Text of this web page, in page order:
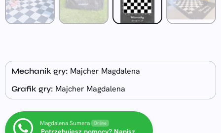
Mechanik gry: Majcher Magdalena
Grafik gry: Majcher Magdalena
Magdalena Sumera Online